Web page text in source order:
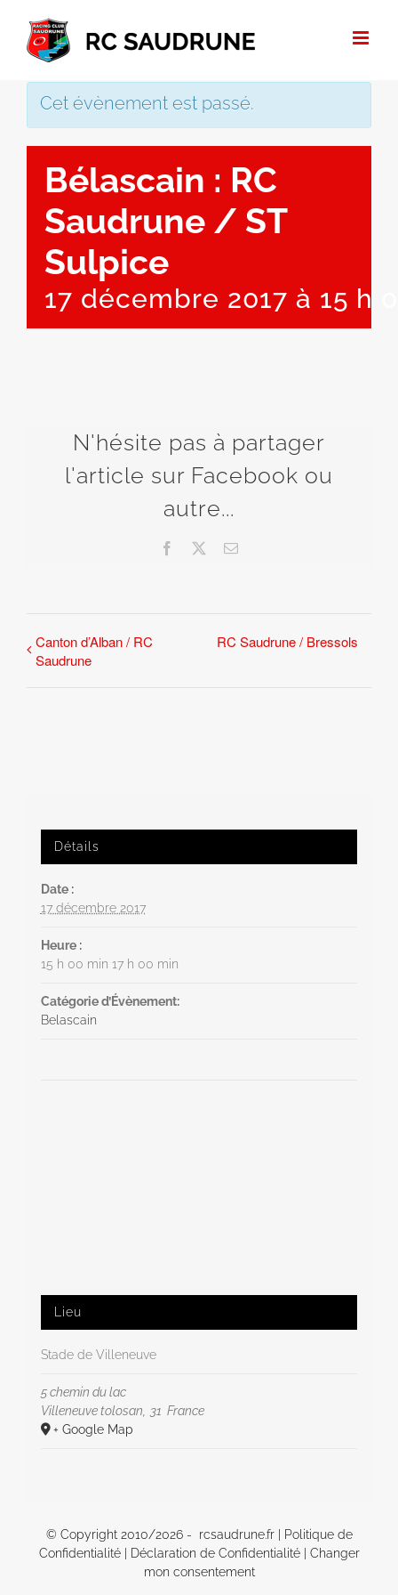
Passer
contenu
Cet évènement est passé.
Bélascain : RC
Saudrune / ST
Sulpice
17 décembre 2017 à 15 h
N'hésite pas à partager
l'article sur Facebook ou
autre...
Facebook Email
Canton d’Alban / RC
Saudrune
RC Saudrune / Bressols
Détails
Date :
17 décembre 2017
Heure :
15 h 00 min 17 h 00 min
Catégorie d’Évènement:
Belascain
Lieu
Stade de Villeneuve
5 chemin du lac
Villeneuve tolosan
31 France
+ Google Map
© Copyright 2010/2026 - rcsaudrune.fr | Politique de
Confidentialité| Déclaration de Confidentialité| Changer
mon consentement